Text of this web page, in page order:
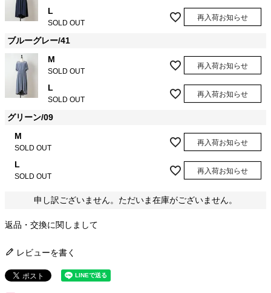
L
SOLD OUT
再入荷お知らせ
ブルーグレー/41
M
SOLD OUT
再入荷お知らせ
L
SOLD OUT
再入荷お知らせ
グリーン/09
M
SOLD OUT
再入荷お知らせ
L
SOLD OUT
再入荷お知らせ
申し訳ございません。ただいま在庫がございません。
返品・交換に関しまして
レビューを書く